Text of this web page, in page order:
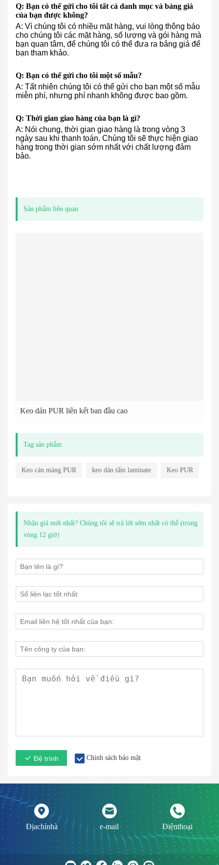
Q: Bạn có thể gửi cho tôi tất cả danh mục và bảng giá
của bạn được không?
A: Vì chúng tôi có nhiều mặt hàng, vui lòng thông báo
cho chúng tôi các mặt hàng, số lượng và gói hàng mà
bạn quan tâm, để chúng tôi có thể đưa ra bảng giá để
bạn tham khảo.
Q: Bạn có thể gửi cho tôi một số mẫu?
A: Tất nhiên chúng tôi có thể gửi cho bạn một số mẫu
miễn phí, nhưng phí nhanh không được bao gồm.
Q: Thời gian giao hàng của bạn là gì?
A: Nói chung, thời gian giao hàng là trong vòng 3
ngày sau khi thanh toán. Chúng tôi sẽ thực hiện giao
hàng trong thời gian sớm nhất với chất lượng đảm
bảo.
Sản phẩm liên quan
Keo dán PUR liên kết ban đầu cao
Tag sản phẩm
Keo cán màng PUR keo dán tấm laminate Keo PUR
Nhận giá mới nhất? Chúng tôi sẽ trả lời sớm nhất có thể (trong
vòng 12 giờ）
Đệ trình Chính sách bảo mật
Địachỉnhà e-mail Điệnthoại